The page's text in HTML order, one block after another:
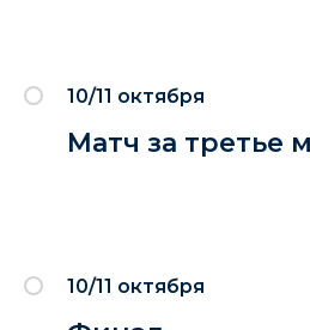
10/11 октября
Матч за третье
10/11 октября